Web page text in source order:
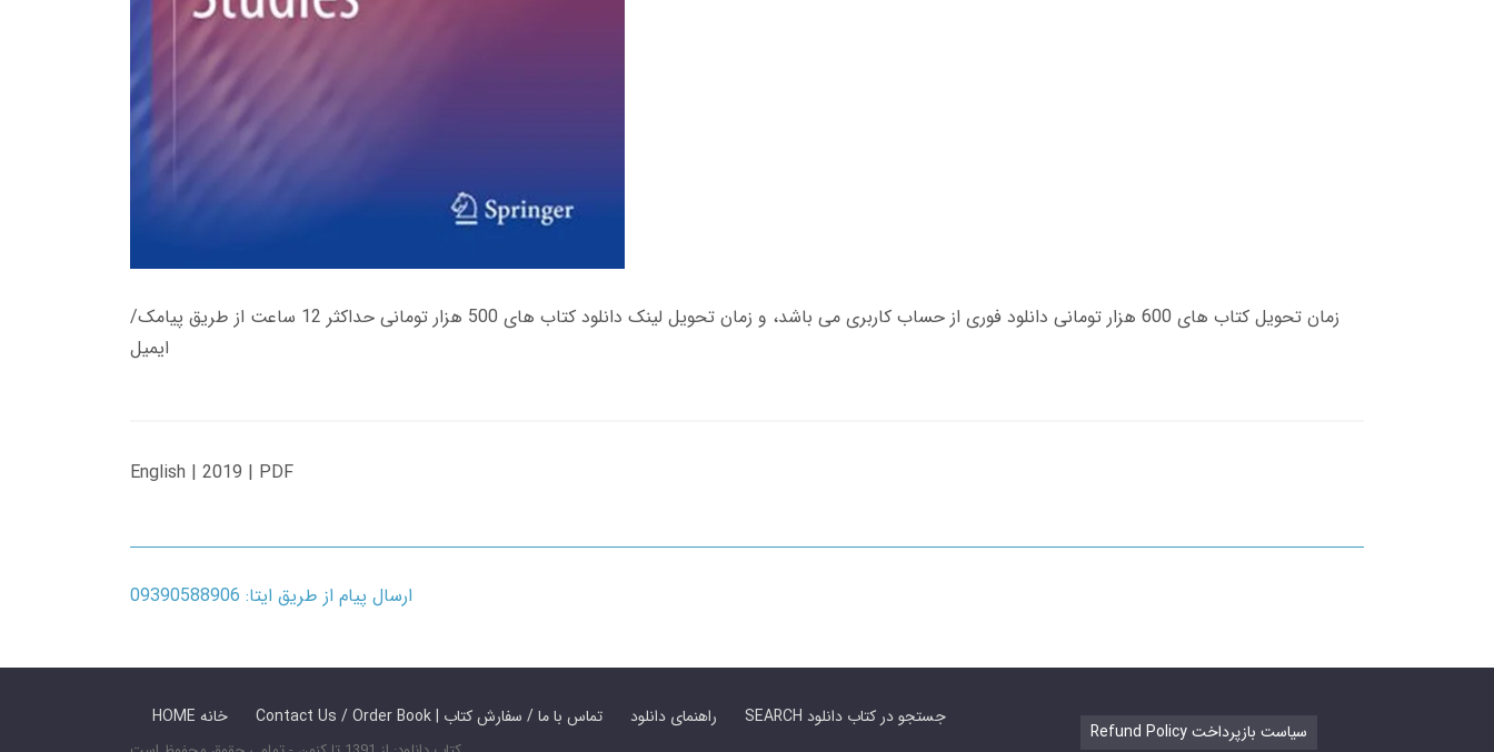
زمان تحویل کتاب های 600 هزار تومانی دانلود فوری از حساب کاربری می باشد، و زمان تحویل لینک دانلود کتاب های 500 هزار تومانی حداکثر 12 ساعت از طریق پیامک/
ایمیل
English | 2019 | PDF
ارسال پیام از طریق ایتا: 09390588906
HOME خانه Contact Us / Order Book | تماس با ما / سفارش کتاب راهنمای دانلود SEARCH جستجو در کتاب دانلود
Refund Policy سیاست بازپرداخت